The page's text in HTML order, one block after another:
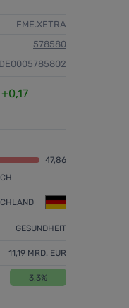
FME.XETRA
578580
DE0005785802
+0,17
47,86
GESUNDHEIT
11,19 MRD. EUR
3,3%